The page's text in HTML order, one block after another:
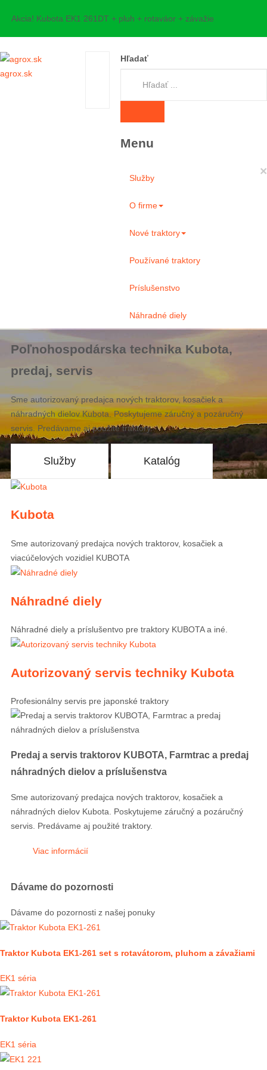
Akcia! Kubota EK1 261DT + pluh + rotaváor + závažie
agrox.sk
Hľadať
Menu
×
Služby
O firme
Nové traktory
Používané traktory
Príslušenstvo
Náhradné diely
Poľnohospodárska technika Kubota,
predaj, servis
Sme autorizovaný predajca nových traktorov, kosačiek a
náhradných dielov Kubota. Poskytujeme záručný a pozáručný
servis. Predávame aj použité traktory.
Služby Katalóg
Kubota
Sme autorizovaný predajca nových traktorov, kosačiek a
viacúčelových vozidiel KUBOTA
Náhradné diely
Náhradné diely a príslušentvo pre traktory KUBOTA a iné.
Autorizovaný servis techniky Kubota
Profesionálny servis pre japonské traktory
Predaj a servis traktorov KUBOTA, Farmtrac a predaj
náhradných dielov a príslušenstva
Sme autorizovaný predajca nových traktorov, kosačiek a
náhradných dielov Kubota. Poskytujeme záručný a pozáručný
servis. Predávame aj použité traktory.
Viac informácií
Dávame do pozornosti
Dávame do pozornosti z našej ponuky
Traktor Kubota EK1-261 set s rotavátorom, pluhom a závažiami
EK1 séria
Traktor Kubota EK1-261
EK1 séria